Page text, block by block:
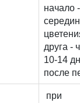
начало -
друга -
10-14
после
при